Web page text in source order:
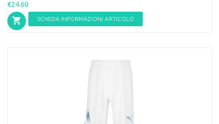
€24.60
SCHEDA INFORMAZIONI ARTICOLO